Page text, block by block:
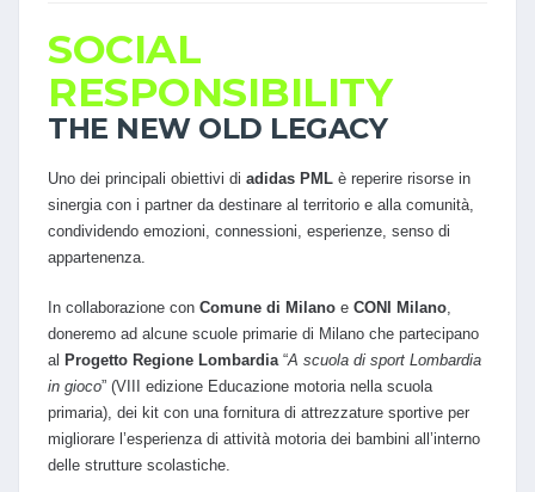
SOCIAL
RESPONSIBILITY
THE NEW OLD LEGACY
Uno dei principali obiettivi di adidas PML è reperire risorse in
sinergia con i partner da destinare al territorio e alla comunità,
condividendo emozioni, connessioni, esperienze, senso di
appartenenza.
In collaborazione con Comune di Milano e CONI Milano
doneremo ad alcune scuole primarie di Milano che partecipano
al Progetto Regione Lombardia “A scuola di sport Lombardia
in gioco” (VIII edizione Educazione motoria nella scuola
primaria), dei kit con una fornitura di attrezzature sportive per
migliorare l’esperienza di attività motoria dei bambini all’interno
delle strutture scolastiche.